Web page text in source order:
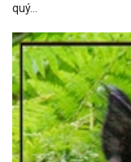
quý...